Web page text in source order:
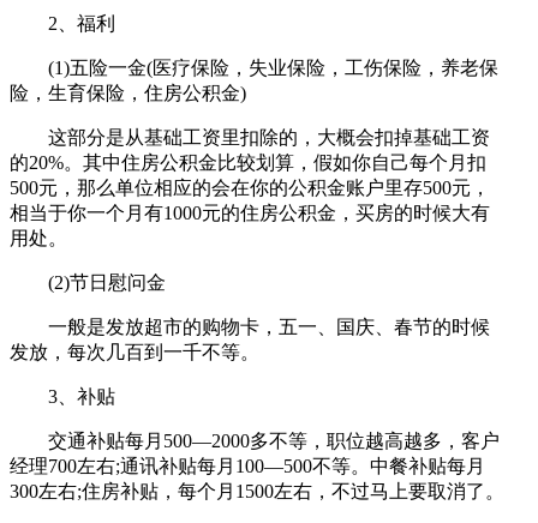
2、福利
(1)五险一金(医疗保险，失业保险，工伤保险，养老保
险，生育保险，住房公积金)
这部分是从基础工资里扣除的，大概会扣掉基础工资
的20%。其中住房公积金比较划算，假如你自己每个月扣
500元，那么单位相应的会在你的公积金账户里存500元，
相当于你一个月有1000元的住房公积金，买房的时候大有
用处。
(2)节日慰问金
一般是发放超市的购物卡，五一、国庆、春节的时候
发放，每次几百到一千不等。
3、补贴
交通补贴每月500—2000多不等，职位越高越多，客户
经理700左右;通讯补贴每月100—500不等。中餐补贴每月
300左右;住房补贴，每个月1500左右，不过马上要取消了。